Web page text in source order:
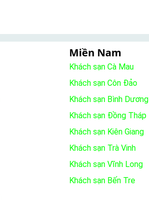
Miền Nam
Khách sạn Cà Mau
Khách sạn Côn Đảo
Khách sạn Bình Dương
Khách sạn Đồng Tháp
Khách sạn Kiên Giang
Khách sạn Trà Vinh
Khách sạn Vĩnh Long
Khách sạn Bến Tre